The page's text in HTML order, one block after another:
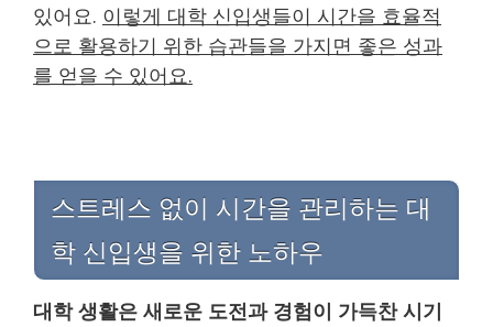
있어요. 이렇게 대학 신입생들이 시간을 효율적
으로 활용하기 위한 습관들을 가지면 좋은 성과
를 얻을 수 있어요.
스트레스 없이 시간을 관리하는 대
학 신입생을 위한 노하우
대학 생활은 새로운 도전과 경험이 가득찬 시기